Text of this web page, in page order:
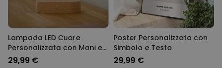
Lampada LED Cuore
Personalizzata con Mani e
Nome
29,99 €
Poster Personalizzato con
Simbolo e Testo
29,99 €